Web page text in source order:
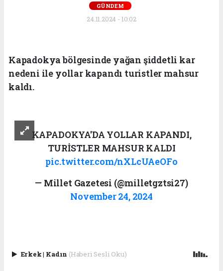
GÜNDEM
24.11.2024 - 10:02
Kapadokya bölgesinde yağan şiddetli kar
nedeni ile yollar kapandı turistler mahsur
kaldı.
KAPADOKYA'DA YOLLAR KAPANDI,
TURİSTLER MAHSUR KALDI
pic.twitter.com/nXLcUAeOFo
— Millet Gazetesi (@milletgztsi27)
November 24, 2024
Erkek| Kadın (Haberi Sesli Oku)